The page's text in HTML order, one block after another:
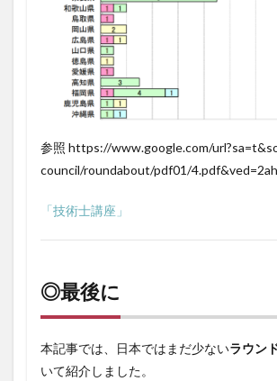
参照 https://www.google.com/
council/roundabout/pdf01/
「技術士講座」
◎最後に
本記事では、日本ではまだ少ないラウン
いて紹介しました。